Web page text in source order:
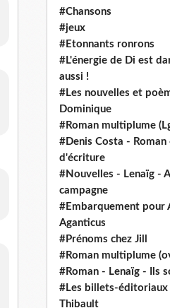
#Chansons
#jeux
#Etonnants ronrons
#L'énergie de Di est
aussi !
#Les nouvelles et
Dominique
#Roman multiplume
#Denis Costa - Roman
d'écriture
#Nouvelles - Lenaïg -
campagne
#Embarquement pour
Aganticus
#Prénoms chez Jill
#Roman multiplume
#Roman - Lenaïg - Ils
#Les billets-éditoriaux
Thibault